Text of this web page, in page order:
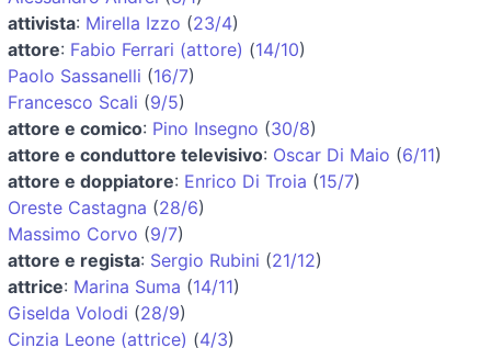
attivista: Mirella Izzo (23/4)
attore: Fabio Ferrari (attore) (14/10)
Paolo Sassanelli (16/7)
Francesco Scali (9/5)
attore e comico: Pino Insegno (30/8)
attore e conduttore televisivo: Oscar Di Maio (6/11)
attore e doppiatore: Enrico Di Troia (15/7)
Oreste Castagna (28/6)
Massimo Corvo (9/7)
attore e regista: Sergio Rubini (21/12)
attrice: Marina Suma (14/11)
Giselda Volodi (28/9)
Cinzia Leone (attrice) (4/3)